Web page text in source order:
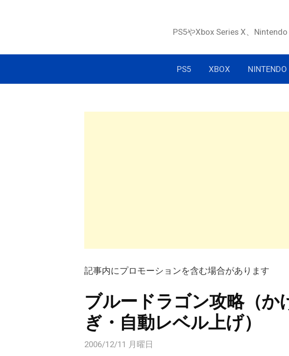
PS5やXbox Series X、
PS5 XBOX NINTENDO
記事内にプロモーションを含む場合があります
ブルードラゴン攻略（か
ぎ・自動レベル上げ）
2006/12/11 月曜日